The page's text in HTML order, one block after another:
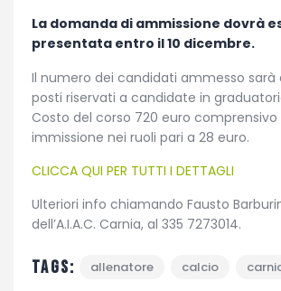
La domanda di ammissione dovrà
presentata entro il 10 dicembre.
Il numero dei candidati ammesso sarà
posti riservati a candidate in
Costo del corso 720 euro
immissione nei ruoli pari a 28 euro.
CLICCA QUI PER TUTTI I DETTAGLI
Ulteriori info chiamando Fausto
dell’A.I.A.C. Carnia, al 335 7273014.
Tags: allenatore calcio